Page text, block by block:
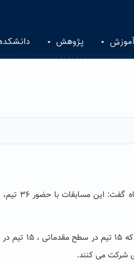
آموزش پژوهش
دبیر اجرایی دومین دوره مسابقات رباتیک دانشگاه حکیم سبزواری با اعلام این خبر به روابط عمومی دانشگاه گفت: این مسابقات با حضور ۳۶ تیم،
مهندس معظم توکلیان افزود: این مسابقات در سه سطح مقدماتی، پیشرقته و دانش آموزی برگزار می شود که ۱۵ تیم در سطح مقدماتی ، ۱۵ تیم در